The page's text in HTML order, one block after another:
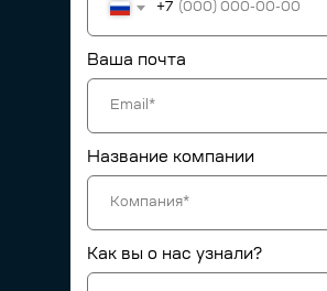
+7
Ваша почта
Название компании
Как вы о нас узнали?